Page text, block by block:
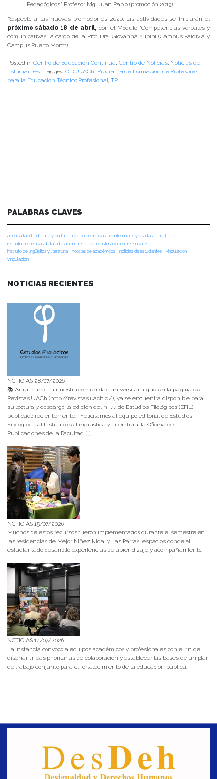
Pedagógicos”. Profesor Mg. Juan Pablo (promoción 2019).
Respecto a las nuevas promociones 2020, las actividades se iniciarán el
próximo sábado 18 de abril, con el Módulo “Competencias verbales y
comunicativas” a cargo de la Prof. Dra. Giovanna Yubini (Campus Valdivia y
Campus Puerto Montt).
Posted in Centro de Educación Continua, Centro de Noticias, Noticias de
Estudiantes
Tagged CEC UACh, Programa de Formación de Profesores
para la Educación Técnico Profesional, TP
PALABRAS CLAVES
agenda facultad arte y cultura centro de noticias conferencias y charlas
facultad
instituto de ciencias de la educación
instituto de historia y ciencias sociales
instituto de lingüística y literatura
noticias de académicos noticias de estudiantes
vinculacion
vinculación
NOTICIAS RECIENTES
NOTICIAS 28/07/2026
📚 Anunciamos a nuestra comunidad universitaria que en la página de
Revistas UACh (http://revistas.uach.cl/), ya se encuentra disponible para
su lectura y descarga la edición del n° 77 de Estudios Filológicos (EFIL),
publicado recientemente. Felicitamos al equipo editorial de Estudios
Filológicos, al Instituto de Lingüística y Literatura, la Oficina de
Publicaciones de la Facultad […]
NOTICIAS 15/07/2026
Muchos de estos recursos fueron implementados durante el semestre en
las residencias de Mejor Niñez Nidal y Las Parras, espacios donde el
estudiantado desarrolló experiencias de aprendizaje y acompañamiento.
NOTICIAS 14/07/2026
La instancia convocó a equipos académicos y profesionales con el fin de
diseñar líneas prioritarias de colaboración y establecer las bases de un plan
de trabajo conjunto para el fortalecimiento de la educación pública.